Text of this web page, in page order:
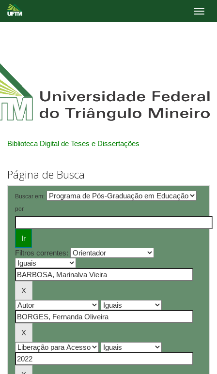
Biblioteca Digital de Teses e Dissertações
Página de Busca
Buscar em:
por
Filtros correntes: